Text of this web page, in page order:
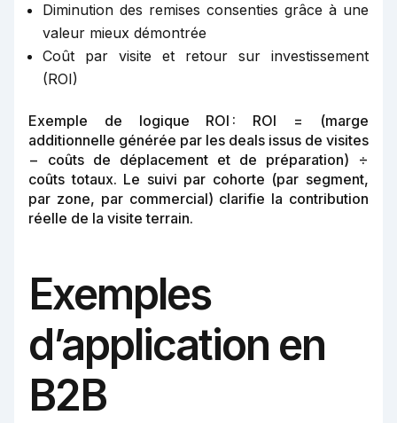
Diminution des remises consenties grâce à une
valeur mieux démontrée
Coût par visite et retour sur investissement
(ROI)
Exemple de logique ROI : ROI = (marge
additionnelle générée par les deals issus de visites
− coûts de déplacement et de préparation) ÷
coûts totaux. Le suivi par cohorte (par segment,
par zone, par commercial) clarifie la contribution
réelle de la visite terrain.
Exemples
d’application en
B2B